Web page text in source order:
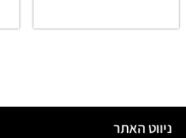
ניווט האתר